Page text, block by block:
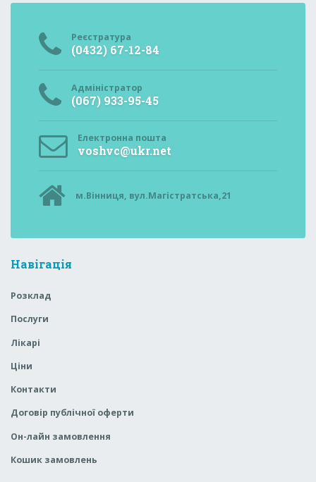
Реєстратура
(0432) 67-12-84
Адміністратор
(067) 933-95-45
Електронна пошта
voshvc@ukr.net
м.Вінниця, вул.Магістратська,21
Навігація
Розклад
Послуги
Лікарі
Ціни
Контакти
Договір публічної оферти
Он-лайн замовлення
Кошик замовлень